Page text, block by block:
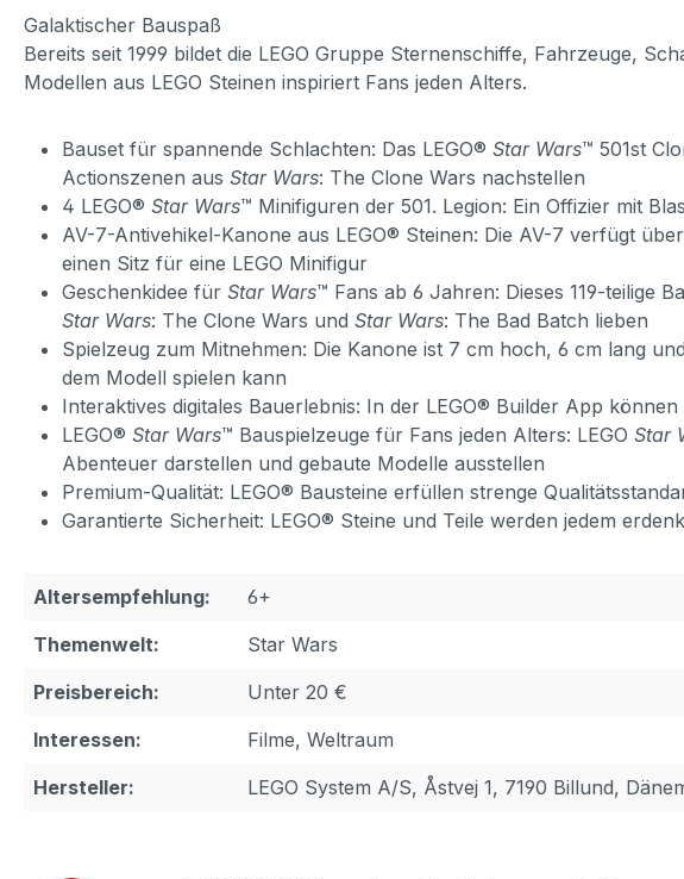
Galaktischer Bauspaß
Bereits seit 1999 bildet die LEGO Gruppe Sternenschiffe, Fahrzeuge,
Modellen aus LEGO Steinen inspiriert Fans jeden Alters.
Bauset für spannende Schlachten: Das LEGO® Star Wars™ 501st
Actionszenen aus Star Wars: The Clone Wars nachstellen
4 LEGO® Star Wars™ Minifiguren der 501. Legion: Ein Offizier mit
AV-7-Antivehikel-Kanone aus LEGO® Steinen: Die AV-7 verfügt
einen Sitz für eine LEGO Minifigur
Geschenkidee für Star Wars™ Fans ab 6 Jahren: Dieses 119-teilige
Star Wars: The Clone Wars und Star Wars: The Bad Batch lieben
Spielzeug zum Mitnehmen: Die Kanone ist 7 cm hoch, 6 cm lang
dem Modell spielen kann
Interaktives digitales Bauerlebnis: In der LEGO® Builder App
LEGO® Star Wars™ Bauspielzeuge für Fans jeden Alters: LEGO Star
Abenteuer darstellen und gebaute Modelle ausstellen
Premium-Qualität: LEGO® Bausteine erfüllen strenge
Garantierte Sicherheit: LEGO® Steine und Teile werden jedem
Altersempfehlung:
6+
Themenwelt:
Star Wars
Preisbereich:
Unter 20 €
Interessen:
Filme, Weltraum
Hersteller:
LEGO System A/S, Åstvej 1, 7190 Billund,